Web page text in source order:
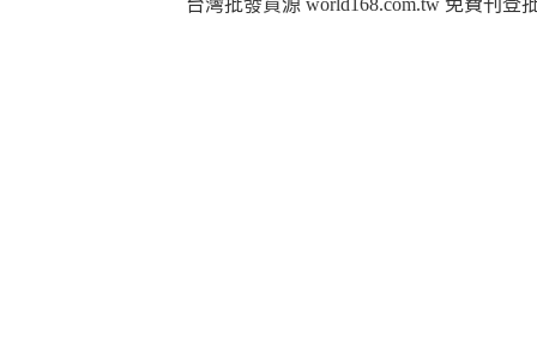
台灣批發貨源 world168.com.tw 免費刊登